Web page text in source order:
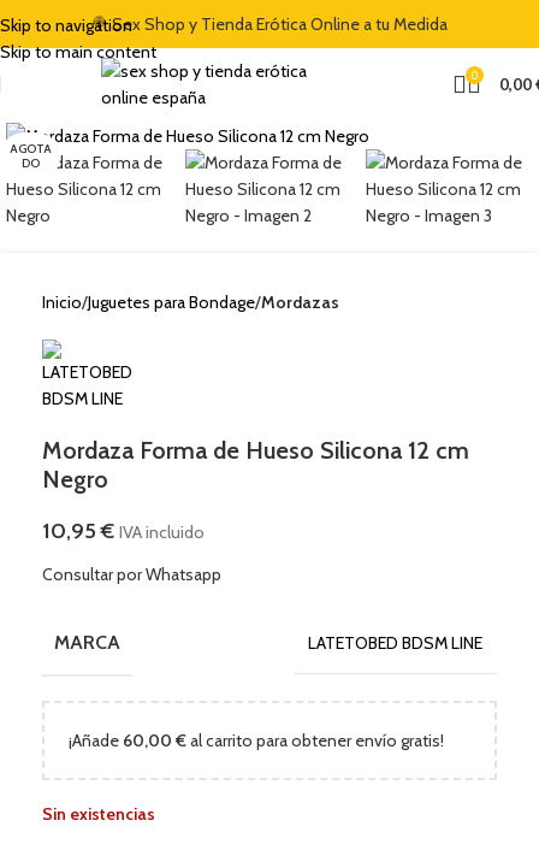
Skip to navigation
Skip to main content
🍭 Sex Shop y Tienda Erótica Online a tu Medida
0 0,00
AGOTA
DO
Clic para ampliar
Inicio Juguetes para Bondage Mordazas
Mordaza Forma de Hueso Silicona 12 cm
Negro
10,95€ IVA incluido
Consultar por Whatsapp
MARCA LATETOBED BDSM LINE
¡Añade 60,00 €al carrito para obtener envío gratis!
Sin existencias